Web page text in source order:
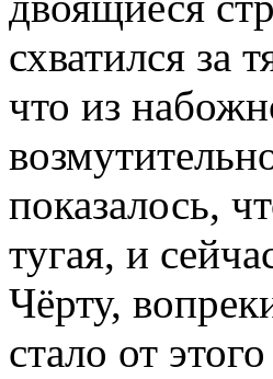
схватился за
что из
показалось,
тугая, и
Чёрту,
стало от